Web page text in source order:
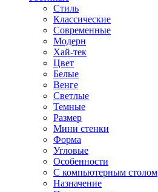
Стиль
Классические
Современные
Модерн
Хай-тек
Цвет
Белые
Венге
Светлые
Темные
Размер
Мини стенки
Форма
Угловые
Особенности
С компьютерным столом
Назначение